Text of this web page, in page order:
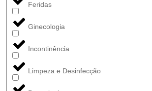
Feridas
Ginecologia
Incontinência
Limpeza e Desinfecção